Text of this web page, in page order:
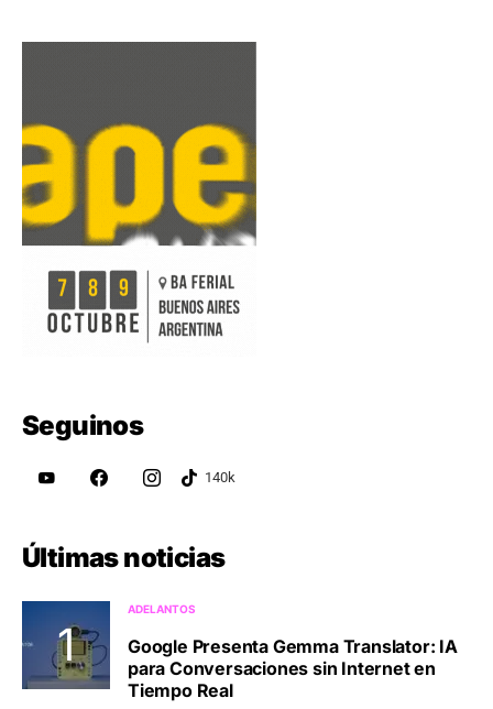
Seguinos
Últimas noticias
ADELANTOS
Google Presenta Gemma Translator: IA
para Conversaciones sin Internet en
Tiempo Real